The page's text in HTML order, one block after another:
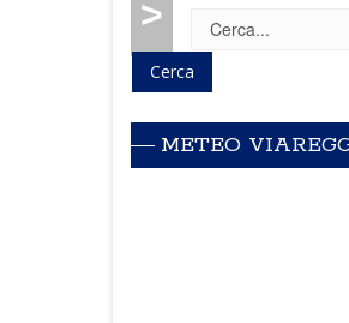
>
METEO